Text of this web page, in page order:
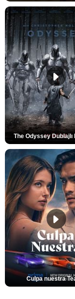
The Odyssey Dublajlı
Culpa nuestra